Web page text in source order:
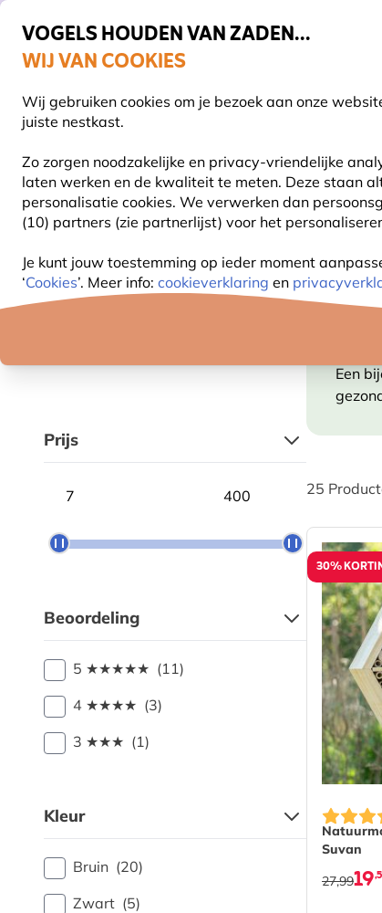
VOGELS HOUDEN VAN ZADEN...
WIJ VAN COOKIES
Wij gebruiken cookies om je bezoek aan onze
juiste nestkast.
Zo zorgen noodzakelijke en privacy-vriendelijke
laten werken en de kwaliteit te meten. Deze staan
personalisatie cookies. We verwerken dan
(10) partners (zie partnerlijst) voor het
Je kunt jouw toestemming op ieder moment
‘Cookies’. Meer info: cookieverklaring en
Gratis thuisbezorgd vanaf €49
VOGELVOER VOEDERSYSTEMEN
Prijs
Beoordeling
5 ★★★★★ (11)
4 ★★★★ (3)
3 ★★★ (1)
Kleur
Bruin (20)
Zwart (5)
Een
25
30%
Suvan
19
27,99